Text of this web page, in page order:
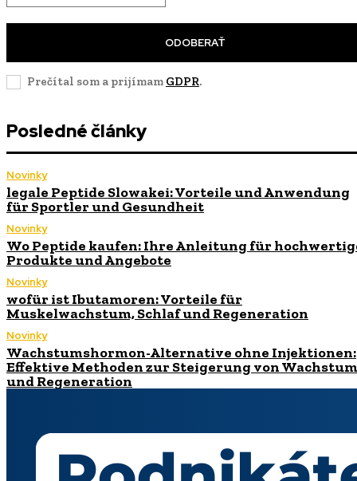
ODOBERAŤ
Prečítal som a prijímam GDPR.
Posledné články
Novinky
legale Peptide Slowakei: Vorteile und Anwendung
für Sportler und Gesundheit
Novinky
Wo Peptide kaufen: Ihre Anleitung für
Produkte und Angebote
Novinky
wofür ist Ibutamoren: Vorteile für
Muskelwachstum, Schlaf und Regeneration
Novinky
Wachstumshormon-Alternative ohne Injektionen:
Effektive Methoden zur Steigerung von Wachstum
und Regeneration